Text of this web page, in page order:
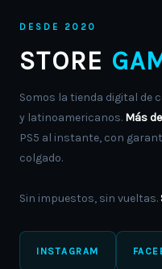
DESDE 2020
STORE
Somos la tienda digital de
y latinoamericanos. Más
PS5 al instante, con
colgado.
Sin impuestos, sin vueltas.
INSTAGRAM